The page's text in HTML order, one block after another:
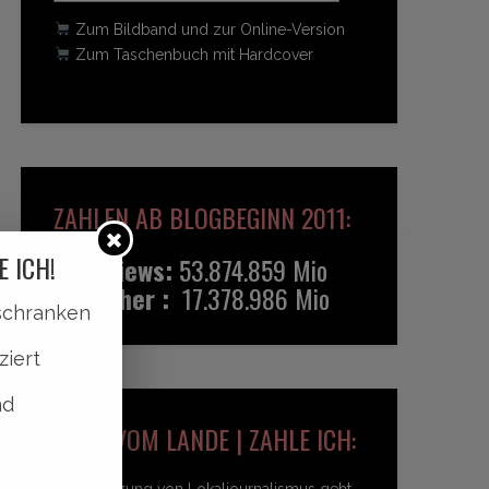
Zum Bildband und zur Online-Version
Zum Taschenbuch mit Hardcover
ZAHLEN AB BLOGBEGINN 2011:
Pageviews: 53.874.859 Mio
Besucher : 17.378.986 Mio
HEIDI VOM LANDE | ZAHLE ICH:
ICH!